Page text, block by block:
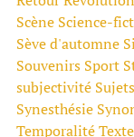
Scène Science-
Sève d'automne
Souvenirs Sport
subjectivité
Synesthésie
Temporalité